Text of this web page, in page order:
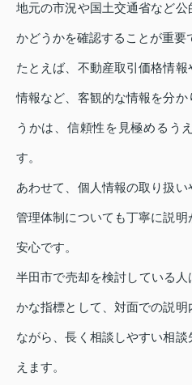
地元の市況や国土交通省など
かどうかを確認することが重要
たとえば、不動産取引価格情
情報など、客観的な情報を分
うかは、信頼性を見極めるう
す。
あわせて、個人情報の取り扱
管理体制についても丁寧に説
安心です。
半田市で売却を検討している
かな指標として、対面での説
ながら、長く相談しやすい相
えます。